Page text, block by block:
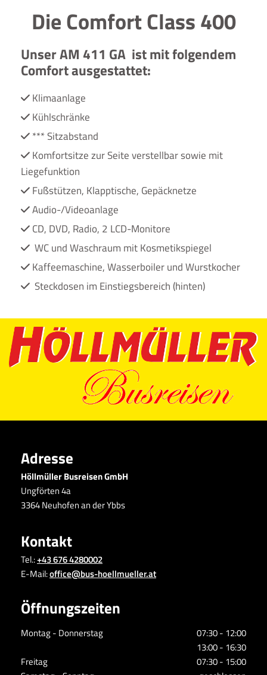
Die Comfort Class 400
Unser AM 411 GA ist mit folgendem
Comfort ausgestattet:
 Klimaanlage
 Kühlschränke
 *** Sitzabstand
 Komfortsitze zur Seite verstellbar sowie mit
Liegefunktion
 Fußstützen, Klapptische, Gepäcknetze
 Audio-/Videoanlage
 CD, DVD, Radio, 2 LCD-Monitore
 WC und Waschraum mit Kosmetikspiegel
 Kaffeemaschine, Wasserboiler und Wurstkocher
 Steckdosen im Einstiegsbereich (hinten)
Adresse
Höllmüller Busreisen GmbH
Ungförten 4a
3364 Neuhofen an der Ybbs
Kontakt
Tel.:+43 676 4280002
E-Mail:office@bus-hoellmueller.at
Öffnungszeiten
Montag - Donnerstag
07:30 - 12:00
13:00 - 16:30
Freitag
07:30 - 15:00